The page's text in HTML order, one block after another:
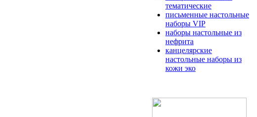
тематические
письменные настольные
наборы VIP
наборы настольные из
нефрита
канцелярские
настольные наборы из
кожи эко